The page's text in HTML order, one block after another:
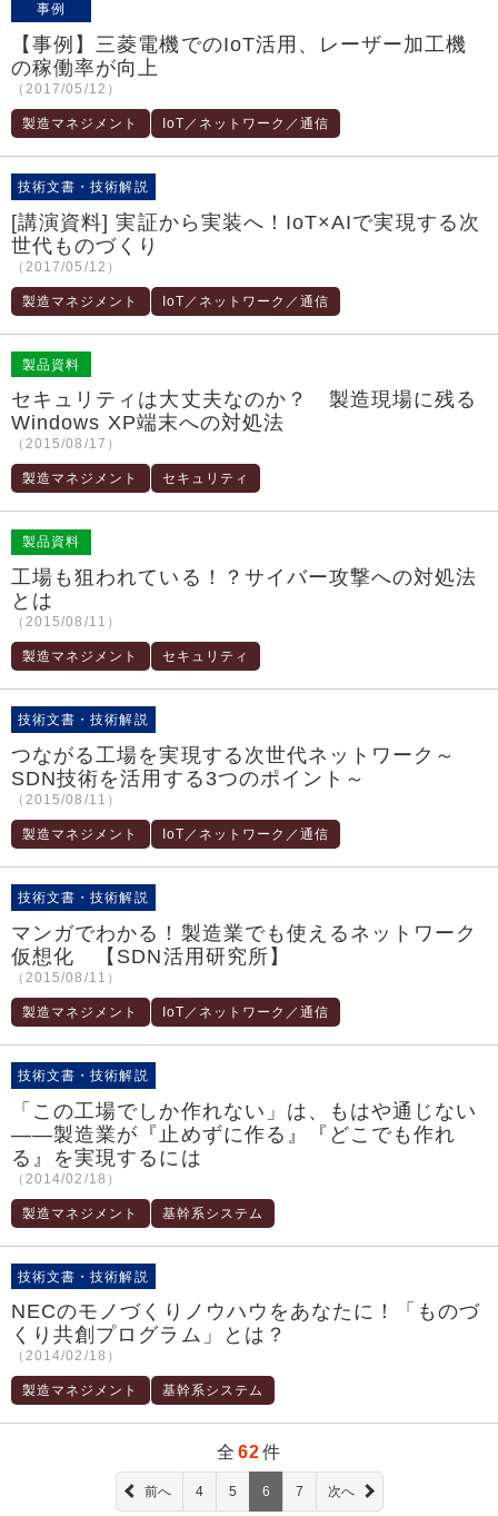
事例
【事例】三菱電機でのIoT活用、レーザー加工機
の稼働率が向上
（2017/05/12）
製造マネジメント IoT／ネットワーク／通信
技術文書・技術解説
[講演資料] 実証から実装へ！IoT×AIで実現する次
世代ものづくり
（2017/05/12）
製造マネジメント IoT／ネットワーク／通信
製品資料
セキュリティは大丈夫なのか？ 製造現場に残る
Windows XP端末への対処法
（2015/08/17）
製造マネジメント セキュリティ
製品資料
工場も狙われている！？サイバー攻撃への対処法
とは
（2015/08/11）
製造マネジメント セキュリティ
技術文書・技術解説
つながる工場を実現する次世代ネットワーク～
SDN技術を活用する3つのポイント～
（2015/08/11）
製造マネジメント IoT／ネットワーク／通信
技術文書・技術解説
マンガでわかる！製造業でも使えるネットワーク
仮想化 【SDN活用研究所】
（2015/08/11）
製造マネジメント IoT／ネットワーク／通信
技術文書・技術解説
「この工場でしか作れない」は、もはや通じない
――製造業が『止めずに作る』『どこでも作れ
る』を実現するには
（2014/02/18）
製造マネジメント 基幹系システム
技術文書・技術解説
NECのモノづくりノウハウをあなたに！「ものづ
くり共創プログラム」とは？
（2014/02/18）
製造マネジメント 基幹系システム
全 62件
前へ 4 5 6 7 次へ